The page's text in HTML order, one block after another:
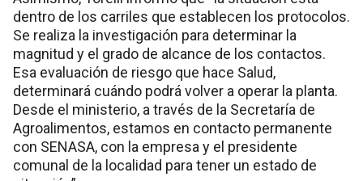
dentro de los carriles que establecen los protocolos.
Se realiza la investigación para determinar la
magnitud y el grado de alcance de los contactos.
Esa evaluación de riesgo que hace Salud,
determinará cuándo podrá volver a operar la planta.
Desde el ministerio, a través de la Secretaría de
Agroalimentos, estamos en contacto permanente
con SENASA, con la empresa y el presidente
comunal de la localidad para tener un estado de